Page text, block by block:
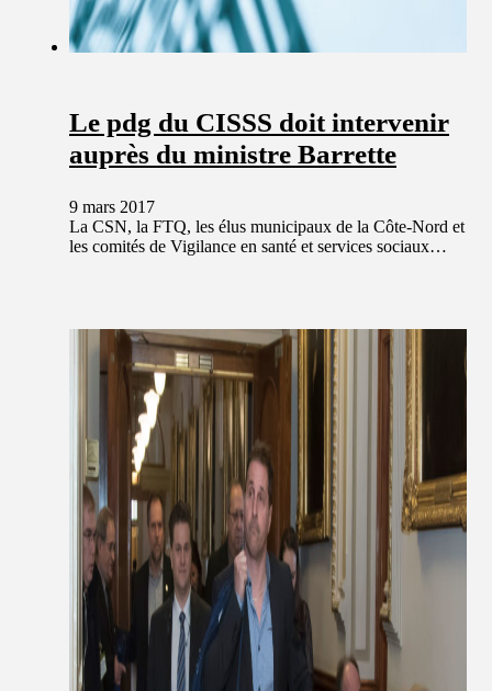
Le pdg du CISSS doit intervenir
auprès du ministre Barrette
9 mars 2017
La CSN, la FTQ, les élus municipaux de la Côte-Nord et
les comités de Vigilance en santé et services sociaux…